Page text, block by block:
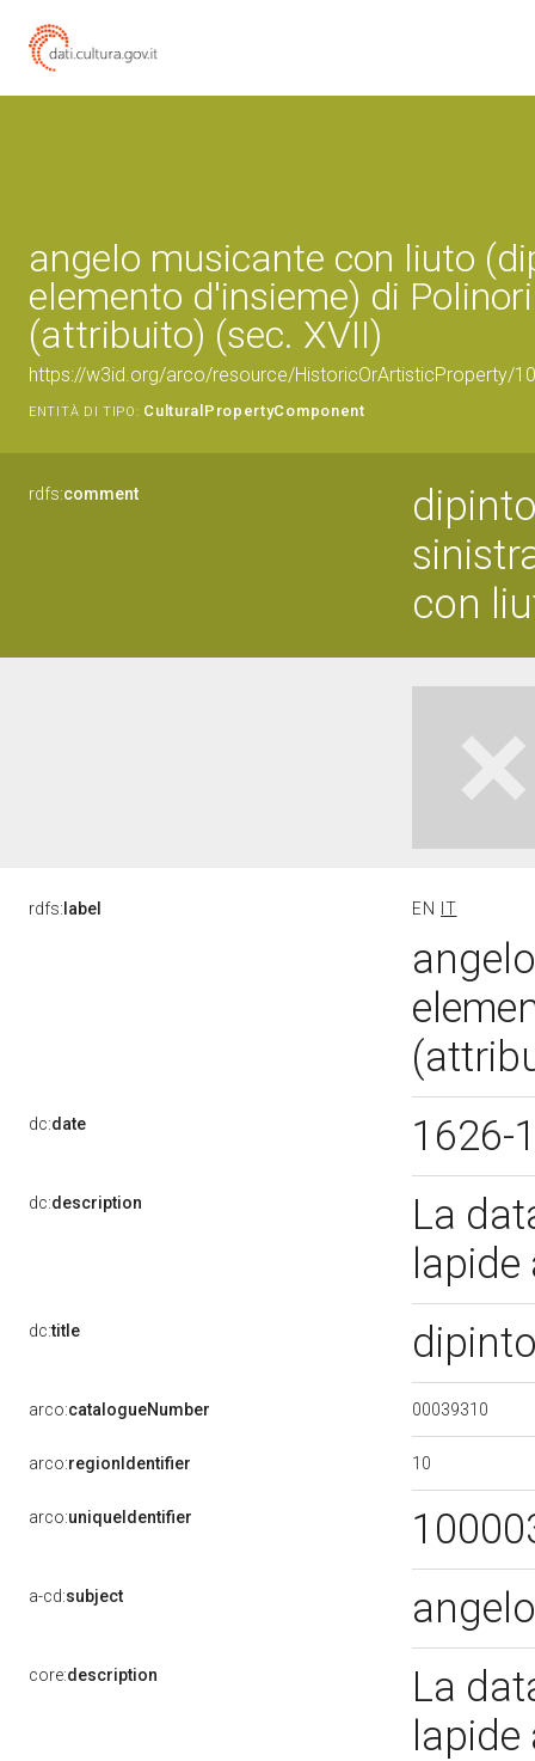
angelo musicante con liuto
elemento d'insieme) di
(attribuito) (sec. XVII)
https://w3id.org/arco/resource/HistoricOrArtisticProperty/
ENTITÀ DI TIPO: CulturalPropertyComponent
rdfs:comment
con
rdfs: label EN IT
dc:date 1626-
dc:description
La
dc:title
arco:catalogueNumber 00039310
arco:regionIdentifier 10
arco:uniqueIdentifier
a-cd:subject
core:description
La